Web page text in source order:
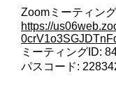
Zoomミーティン
https://
ミーティングID:
パスコード: